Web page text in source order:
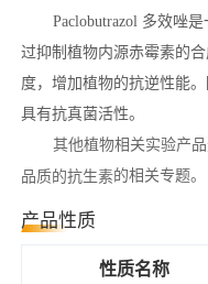
Paclobutrazol 多效唑
过抑制植物内源赤霉素的
度，增加植物的抗逆性能
具有抗真菌活性。
其他植物相关实验产
品质的抗生素的相关专题。
产品性质
性质名称